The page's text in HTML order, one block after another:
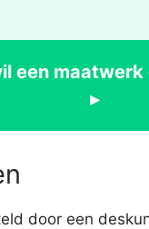
een maatwerk
▸
door een